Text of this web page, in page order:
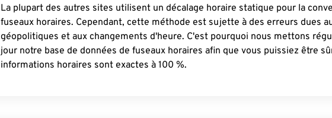
La plupart des autres sites utilisent un décalage horaire statique pour la
fuseaux horaires. Cependant, cette méthode est sujette à des erreurs dues
géopolitiques et aux changements d'heure. C'est pourquoi nous mettons
jour notre base de données de fuseaux horaires afin que vous puissiez être
informations horaires sont exactes à 100 %.